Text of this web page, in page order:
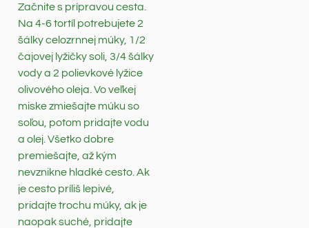
Začnite s prípravou cesta.
Na 4-6 tortíl potrebujete 2
šálky celozrnnej múky, 1/2
čajovej lyžičky soli, 3/4 šálky
vody a 2 polievkové lyžice
olivového oleja. Vo veľkej
miske zmiešajte múku so
soľou, potom pridajte vodu
a olej. Všetko dobre
premiešajte, až kým
nevznikne hladké cesto. Ak
je cesto príliš lepivé,
pridajte trochu múky, ak je
naopak suché, pridajte